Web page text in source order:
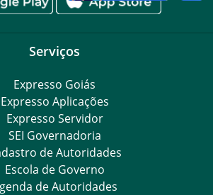
Serviços
Expresso Goiás
Expresso Aplicações
Expresso Servidor
SEI Governadoria
de Autoridades
Escola de Governo
de Autoridades